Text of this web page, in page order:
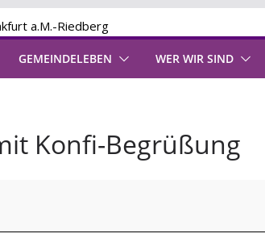
GEMEINDELEBEN WER WIR SIND
Konfi-Begrüßung